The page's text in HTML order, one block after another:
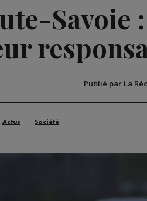
Savoie
Publié par La
Actus Société